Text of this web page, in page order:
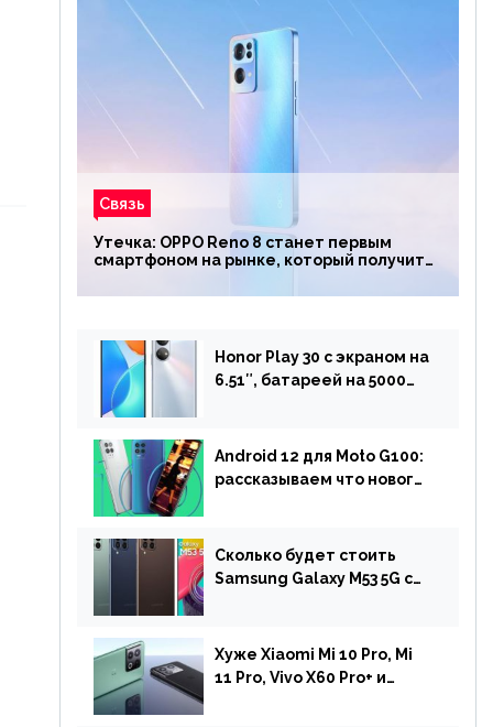
Связь
Утечка: OPPO Reno 8 станет первым
смартфоном на рынке, который получит
Honor Play 30 с экраном на
6.51″, батареей на 5000
Android 12 для Moto G100:
рассказываем что нового
Сколько будет стоить
Samsung Galaxy M53 5G с
Европе
Хуже Xiaomi Mi 10 Pro, Mi
11 Pro, Vivo X60 Pro+ и